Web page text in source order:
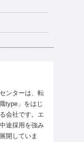
ンターは、転
type」をはじ
会社です。エ
途採用を強み
開していま